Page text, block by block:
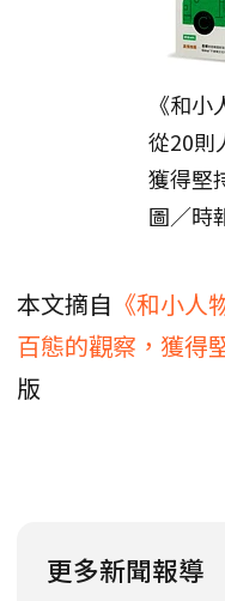
《和
從20則
獲得堅
圖／時
本文摘自 《和小
百態的觀察，獲得
版
更多新聞報導